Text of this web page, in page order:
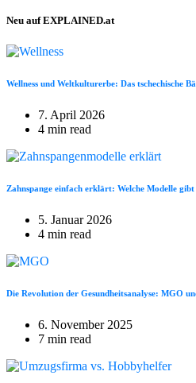
Neu auf EXPLAINED.at
Wellness und Weltkulturerbe: Das tschechische
7. April 2026
4 min read
Zahnspange einfach erklärt: Welche Modelle gibt
5. Januar 2026
4 min read
Die Revolution der Gesundheitsanalyse: MGO
6. November 2025
7 min read